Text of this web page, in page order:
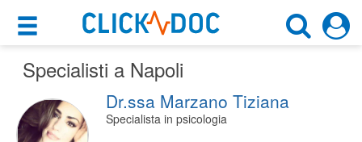
×
Motore di ricerca
×
Cerca uno specialista
Scegli specialità, prestazione o cognome
Cosa possiamo offrirti
Per i pazienti
Specialisti a Napoli
Dr.ssa Marzano Tiziana
Specialista in psicologia